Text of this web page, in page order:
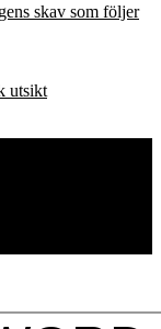
skav som följer
utsikt